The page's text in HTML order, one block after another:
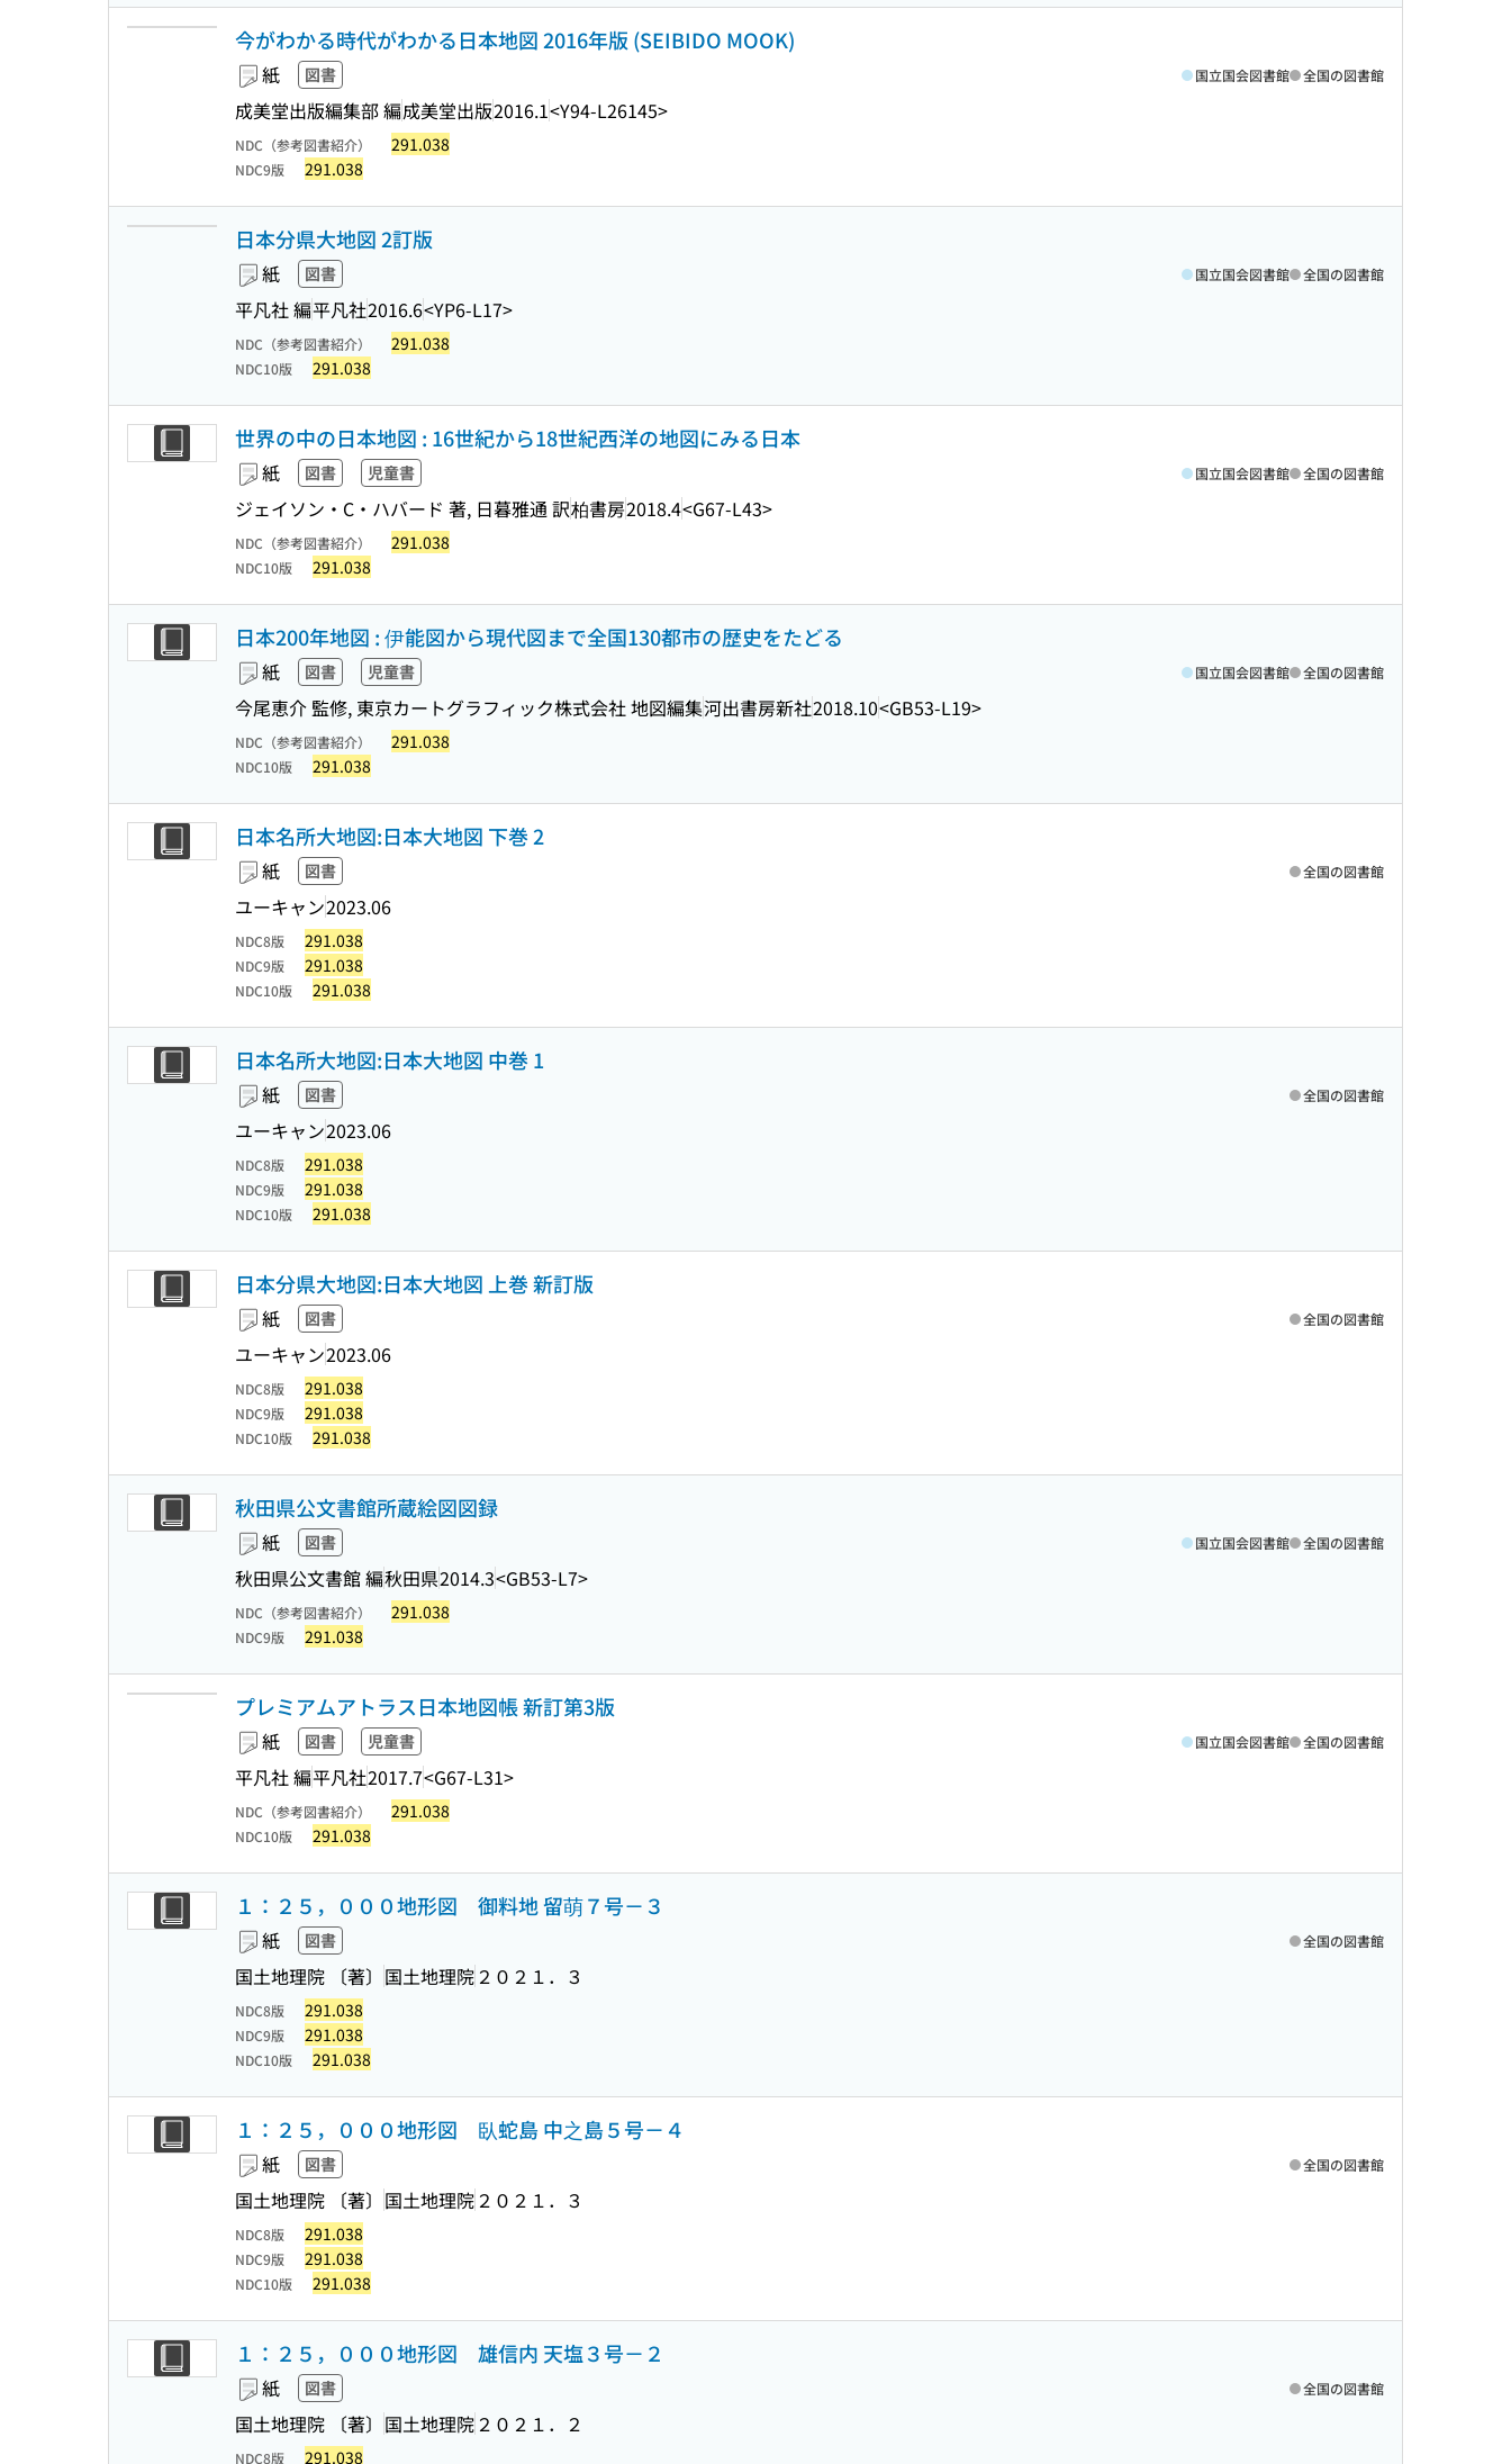
今がわかる時代がわかる日本地図 2016年版 (SEIBIDO MOOK)
紙 図書
成美堂出版編集部 編成美堂出版2016.1<Y94-L26145>
国立国会図書館 全国の図書館
NDC（参考図書紹介） 291.038
NDC9版 291.038
日本分県大地図 2訂版
紙 図書
平凡社 編平凡社2016.6<YP6-L17>
国立国会図書館 全国の図書館
NDC（参考図書紹介） 291.038
NDC10版 291.038
世界の中の日本地図 : 16世紀から18世紀西洋の地図にみる日本
紙 図書 児童書
ジェイソン・C・ハバード 著, 日暮雅通 訳柏書房2018.4<G67-L43>
国立国会図書館 全国の図書館
NDC（参考図書紹介） 291.038
NDC10版 291.038
日本200年地図 : 伊能図から現代図まで全国130都市の歴史をたどる
紙 図書 児童書
今尾恵介 監修, 東京カートグラフィック株式会社 地図編集河出書房新社2018.10<GB53-L19>
国立国会図書館 全国の図書館
NDC（参考図書紹介） 291.038
NDC10版 291.038
日本名所大地図:日本大地図 下巻 2
紙 図書
ユーキャン2023.06
全国の図書館
NDC8版 291.038
NDC9版 291.038
NDC10版 291.038
日本名所大地図:日本大地図 中巻 1
紙 図書
ユーキャン2023.06
全国の図書館
NDC8版 291.038
NDC9版 291.038
NDC10版 291.038
日本分県大地図:日本大地図 上巻 新訂版
紙 図書
ユーキャン2023.06
全国の図書館
NDC8版 291.038
NDC9版 291.038
NDC10版 291.038
秋田県公文書館所蔵絵図図録
紙 図書
秋田県公文書館 編秋田県2014.3<GB53-L7>
国立国会図書館 全国の図書館
NDC（参考図書紹介） 291.038
NDC9版 291.038
プレミアムアトラス日本地図帳 新訂第3版
紙 図書 児童書
平凡社 編平凡社2017.7<G67-L31>
国立国会図書館 全国の図書館
NDC（参考図書紹介） 291.038
NDC10版 291.038
１：２５，０００地形図 御料地 留萌７号－３
紙 図書
国土地理院 〔著〕 国土地理院 ２０２１．３
全国の図書館
NDC8版 291.038
NDC9版 291.038
NDC10版 291.038
１：２５，０００地形図 臥蛇島 中之島５号－４
紙 図書
国土地理院 〔著〕 国土地理院 ２０２１．３
全国の図書館
NDC8版 291.038
NDC9版 291.038
NDC10版 291.038
１：２５，０００地形図 雄信内 天塩３号－２
紙 図書
国土地理院 〔著〕 国土地理院 ２０２１．２
全国の図書館
NDC8版 291.038